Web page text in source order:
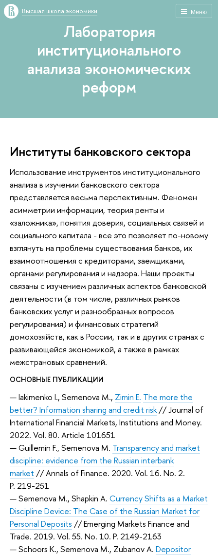
Меню
Высшая школа экономики
Лаборатория
институционального
анализа экономических
реформ
Институты банковского сектора
Использование инструментов институционального
анализа в изучении банковского сектора
представляется весьма перспективным. Феномен
асимметрии информации, теория ренты и
«заложника», понятия доверия, социальных связей и
социального капитала - все это позволяет по-новому
взглянуть на проблемы существования банков, их
взаимоотношения с кредиторами, заемщиками,
органами регулирования и надзора. Наши проекты
связаны с изучением различных аспектов банковской
деятельности (в том числе, различных рынков
банковских услуг и разнообразных вопросов
регулирования) и финансовых стратегий
домохозяйств, как в России, так и в других странах с
развивающейся экономикой, а также в рамках
межстрановых сравнений.
ОСНОВНЫЕ ПУБЛИКАЦИИ
— Iakimenko I., Semenova M., Zimin E. The more the
better? Information sharing and credit risk// Journal of
International Financial Markets, Institutions and Money.
2022. Vol. 80. Article 101651
— Guillemin F., Semenova M. Transparency and market
discipline: evidence from the Russian interbank
market // Annals of Finance. 2020. Vol. 16. No. 2.
P. 219-251
— Semenova M., Shapkin A. Currency Shifts as a Market
Discipline Device: The Case of the Russian Market for
Personal Deposits // Emerging Markets Finance and
Trade. 2019. Vol. 55. No. 10. P. 2149-2163
— Schoors K., Semenova M., Zubanov A. Depositor